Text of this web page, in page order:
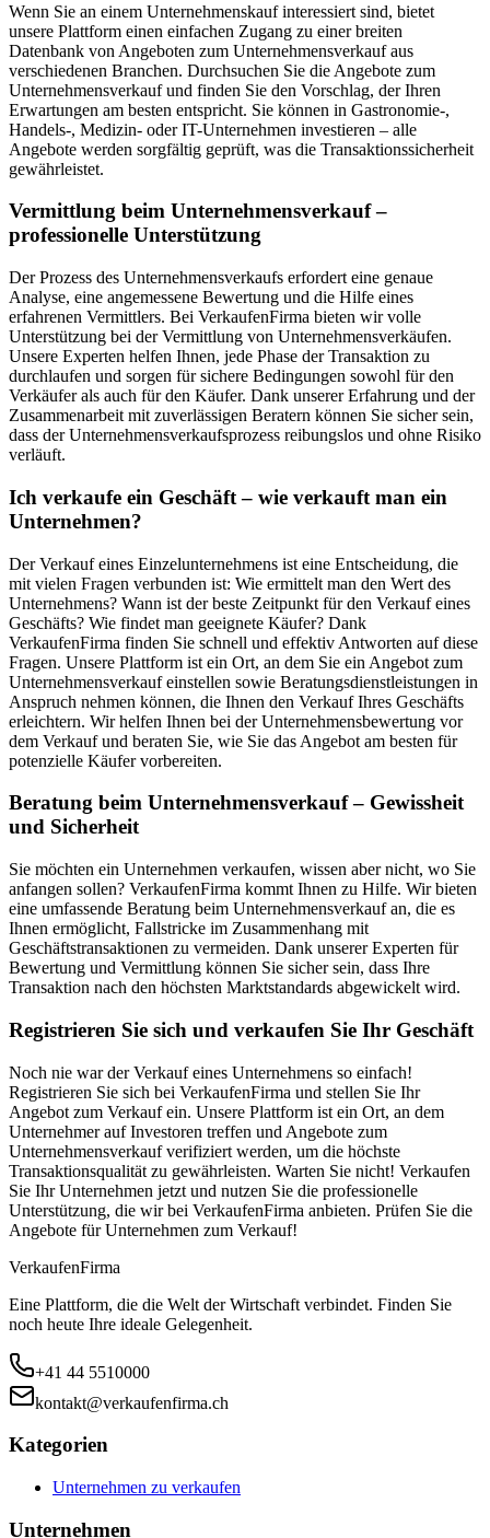
Wenn Sie an einem Unternehmenskauf interessiert sind, bietet
unsere Plattform einen einfachen Zugang zu einer breiten
Datenbank von Angeboten zum Unternehmensverkauf aus
verschiedenen Branchen. Durchsuchen Sie die Angebote zum
Unternehmensverkauf und finden Sie den Vorschlag, der Ihren
Erwartungen am besten entspricht. Sie können in Gastronomie-,
Handels-, Medizin- oder IT-Unternehmen investieren – alle
Angebote werden sorgfältig geprüft, was die Transaktionssicherheit
gewährleistet.
Vermittlung beim Unternehmensverkauf –
professionelle Unterstützung
Der Prozess des Unternehmensverkaufs erfordert eine genaue
Analyse, eine angemessene Bewertung und die Hilfe eines
erfahrenen Vermittlers. Bei VerkaufenFirma bieten wir volle
Unterstützung bei der Vermittlung von Unternehmensverkäufen.
Unsere Experten helfen Ihnen, jede Phase der Transaktion zu
durchlaufen und sorgen für sichere Bedingungen sowohl für den
Verkäufer als auch für den Käufer. Dank unserer Erfahrung und der
Zusammenarbeit mit zuverlässigen Beratern können Sie sicher sein,
dass der Unternehmensverkaufsprozess reibungslos und ohne Risiko
verläuft.
Ich verkaufe ein Geschäft – wie verkauft man ein
Unternehmen?
Der Verkauf eines Einzelunternehmens ist eine Entscheidung, die
mit vielen Fragen verbunden ist: Wie ermittelt man den Wert des
Unternehmens? Wann ist der beste Zeitpunkt für den Verkauf eines
Geschäfts? Wie findet man geeignete Käufer? Dank
VerkaufenFirma finden Sie schnell und effektiv Antworten auf diese
Fragen. Unsere Plattform ist ein Ort, an dem Sie ein Angebot zum
Unternehmensverkauf einstellen sowie Beratungsdienstleistungen in
Anspruch nehmen können, die Ihnen den Verkauf Ihres Geschäfts
erleichtern. Wir helfen Ihnen bei der Unternehmensbewertung vor
dem Verkauf und beraten Sie, wie Sie das Angebot am besten für
potenzielle Käufer vorbereiten.
Beratung beim Unternehmensverkauf – Gewissheit
und Sicherheit
Sie möchten ein Unternehmen verkaufen, wissen aber nicht, wo Sie
anfangen sollen? VerkaufenFirma kommt Ihnen zu Hilfe. Wir bieten
eine umfassende Beratung beim Unternehmensverkauf an, die es
Ihnen ermöglicht, Fallstricke im Zusammenhang mit
Geschäftstransaktionen zu vermeiden. Dank unserer Experten für
Bewertung und Vermittlung können Sie sicher sein, dass Ihre
Transaktion nach den höchsten Marktstandards abgewickelt wird.
Registrieren Sie sich und verkaufen Sie Ihr Geschäft
Noch nie war der Verkauf eines Unternehmens so einfach!
Registrieren Sie sich bei VerkaufenFirma und stellen Sie Ihr
Angebot zum Verkauf ein. Unsere Plattform ist ein Ort, an dem
Unternehmer auf Investoren treffen und Angebote zum
Unternehmensverkauf verifiziert werden, um die höchste
Transaktionsqualität zu gewährleisten. Warten Sie nicht! Verkaufen
Sie Ihr Unternehmen jetzt und nutzen Sie die professionelle
Unterstützung, die wir bei VerkaufenFirma anbieten. Prüfen Sie die
Angebote für Unternehmen zum Verkauf!
VerkaufenFirma
Eine Plattform, die die Welt der Wirtschaft verbindet. Finden Sie
noch heute Ihre ideale Gelegenheit.
+41 44 5510000
kontakt@verkaufenfirma.ch
Kategorien
Unternehmen zu verkaufen
Unternehmen